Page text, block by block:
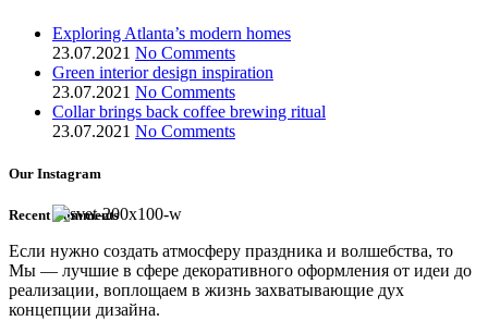
Exploring Atlanta’s modern homes
23.07.2021 No Comments
Green interior design inspiration
23.07.2021 No Comments
Collar brings back coffee brewing ritual
23.07.2021 No Comments
Our Instagram
Recent Comments
Если нужно создать атмосферу праздника и волшебства, то
Мы — лучшие в сфере декоративного оформления от идеи до
реализации, воплощаем в жизнь захватывающие дух
концепции дизайна.